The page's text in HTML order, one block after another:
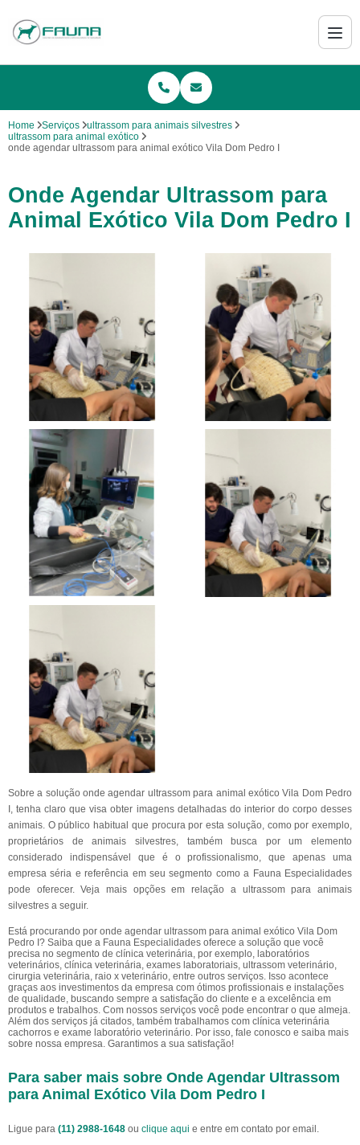
Home Serviços
ultrassom para animais silvestres
ultrassom para animal exótico
onde agendar ultrassom para animal exótico Vila Dom Pedro I
Onde Agendar Ultrassom para
Animal Exótico Vila Dom Pedro I
Sobre a solução onde agendar ultrassom para animal exótico Vila Dom Pedro
I, tenha claro que visa obter imagens detalhadas do interior do corpo desses
animais. O público habitual que procura por esta solução, como por exemplo,
proprietários de animais silvestres, também busca por um elemento
considerado indispensável que é o profissionalismo, que apenas uma
empresa séria e referência em seu segmento como a Fauna Especialidades
pode oferecer. Veja mais opções em relação a ultrassom para animais
silvestres a seguir.
Está procurando por onde agendar ultrassom para animal exótico Vila Dom
Pedro I? Saiba que a Fauna Especialidades oferece a solução que você
precisa no segmento de clínica veterinária, por exemplo, laboratórios
veterinários, clínica veterinária, exames laboratoriais, ultrassom veterinário,
cirurgia veterinária, raio x veterinário, entre outros serviços. Isso acontece
graças aos investimentos da empresa com ótimos profissionais e instalações
de qualidade, buscando sempre a satisfação do cliente e a excelência em
produtos e trabalhos. Com nossos serviços você pode encontrar o que almeja.
Além dos serviços já citados, também trabalhamos com clínica veterinária
cachorros e exame laboratório veterinário. Por isso, fale conosco e saiba mais
sobre nossa empresa. Garantimos a sua satisfação!
Para saber mais sobre Onde Agendar Ultrassom
para Animal Exótico Vila Dom Pedro I
Ligue para (11) 2988-1648 ou clique aqui e entre em contato por email.